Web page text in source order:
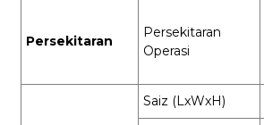
Persekitaran
Persekitaran
Operasi
Saiz (LxWxH)